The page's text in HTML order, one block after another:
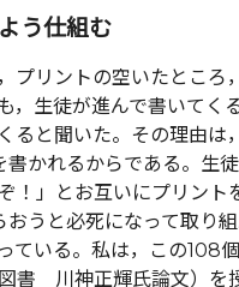
う仕組む
プリントの空いたところ
，生徒が進んで書いてく
ると聞いた。その理由は
かれるからである。生
！」とお互いにプリント
うと必死になって取り
ている。私は，この108
書 川神正輝氏論文）を